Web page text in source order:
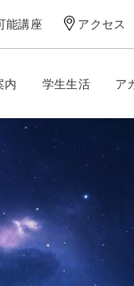
能講座 アクセス
内 学生生活 ア